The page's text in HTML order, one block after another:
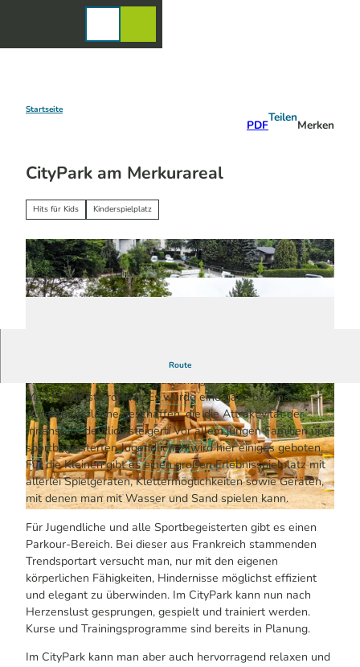
Startseite
PDF
Teilen
Merken
CityPark am Merkurareal
Hits für Kids Kinderspielplatz
© Marktstadt Waldbröl | KI-optimiert
Route
Nach einem knappen Jahr Bauzeit ist es nun soweit: Der
erste Bereich der neuen Parkanlage im Herzen der
Marktstadt ist eröffnet. Es wurde eine ganz besondere
Aufenthaltsfläche geschaffen, die die Attraktivität der
Innenstadt deutlich steigert. Vor allem jungen Familien und
sportbegeisterten Jugendlichen wird hier einiges geboten.
Für die Kleinen gibt es einen großen Erlebnisspielplatz mit
allerlei Spielgeräten, Klettermöglichkeiten sowie Geräten,
mit denen man mit Wasser und Sand spielen kann.
Für Jugendliche und alle Sportbegeisterten gibt es einen
Parkour-Bereich. Bei dieser aus Frankreich stammenden
Trendsportart versucht man, nur mit den eigenen
körperlichen Fähigkeiten, Hindernisse möglichst effizient
und elegant zu überwinden. Im CityPark kann nun nach
Herzenslust gesprungen, gespielt und trainiert werden.
Kurse und Trainingsprogramme sind bereits in Planung.
Im CityPark kann man aber auch hervorragend relaxen und